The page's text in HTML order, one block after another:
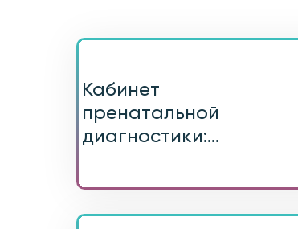
Кабинет
пренатальной
диагностики:...